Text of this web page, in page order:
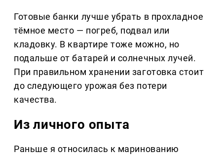
Готовые банки лучше убрать в прохладное
тёмное место — погреб, подвал или
кладовку. В квартире тоже можно, но
подальше от батарей и солнечных лучей.
При правильном хранении заготовка стоит
до следующего урожая без потери
качества.
Из личного опыта
Раньше я относилась к маринованию